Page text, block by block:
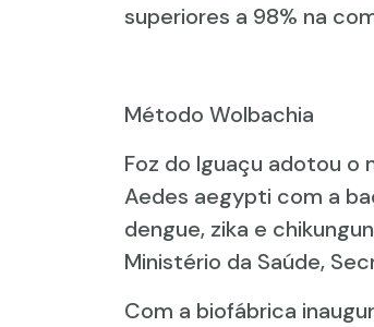
superiores a 98% na
Método Wolbachia
Foz do Iguaçu adotou
Aedes aegypti com a
dengue, zika e
Ministério da Saúde,
Com a biofábrica